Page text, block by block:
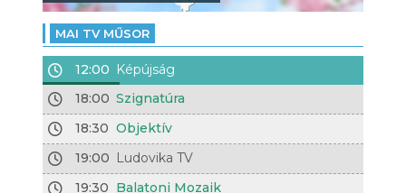
MAI TV MŰSOR
12:00 Képújság
18:00 Szignatúra
18:30 Objektív
19:00 Ludovika TV
19:30 Balatoni Mozaik